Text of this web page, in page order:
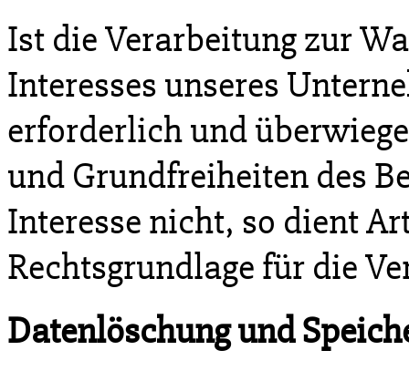
Ist die Verarbeitung zur
Interesses unseres
erforderlich und
und Grundfreiheiten des
Interesse nicht, so dient
Rechtsgrundlage für die
Datenlöschung und